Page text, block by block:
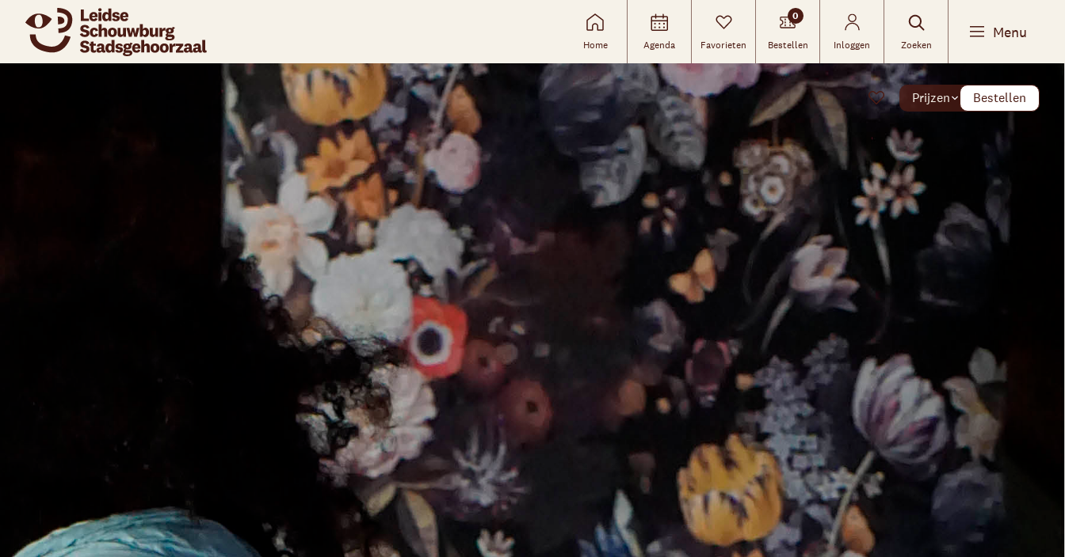
Skip navigatie
Home Agenda Favorieten
0
Bestellen Inloggen Zoeken
Menu
naar agenda
Prijzen Bestellen